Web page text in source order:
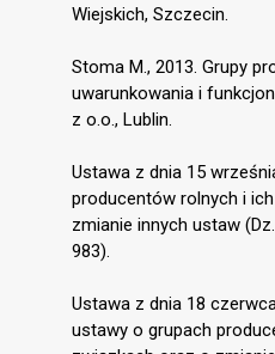
Wiejskich, Szczecin.
Stoma M., 2013. Grupy
uwarunkowania i
z o.o., Lublin.
Ustawa z dnia 15
producentów rolnych i
zmianie innych ustaw
983).
Ustawa z dnia 18
ustawy o grupach